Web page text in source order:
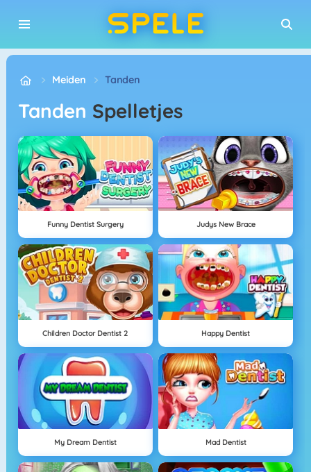
Meiden Tanden
Tanden Spelletjes
Funny Dentist Surgery Judys New Brace
Children Doctor Dentist 2 Happy Dentist
My Dream Dentist Mad Dentist